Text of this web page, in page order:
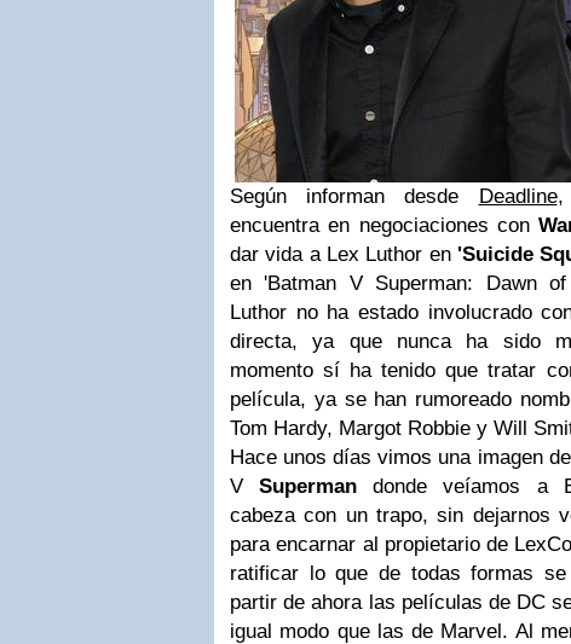
Según informan desde Deadline,
encuentra en negociaciones con
dar vida a Lex Luthor en 'Suicide
en 'Batman V Superman: Dawn
Luthor no ha estado involucrado
directa, ya que nunca ha sido
momento sí ha tenido que tratar
película, ya se han rumoreado
Tom Hardy, Margot Robbie y Will
Hace unos días vimos una imagen
VSuperman donde veíamos a
cabeza con un trapo, sin dejarnos
para encarnar al propietario de
ratificar lo que de todas formas
partir de ahora las películas de DC
igual modo que las de Marvel. Al